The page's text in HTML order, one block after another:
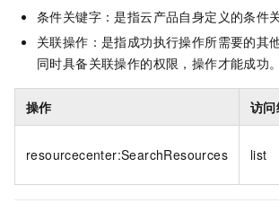
条件关键字：是指云产品自身定义的条件关
关联操作：是指成功执行操作所需要的其
同时具备关联操作的权限，操作才能成功。
操作 访
resourcecenter:SearchResources list